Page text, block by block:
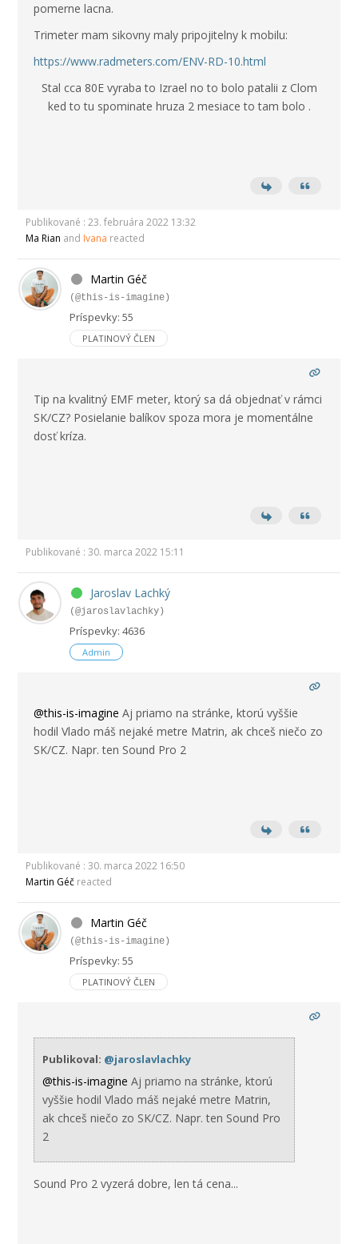
pomerne lacna.
Trimeter mam sikovny maly pripojitelny k mobilu:
https://www.radmeters.com/ENV-RD-10.html
Stal cca 80E vyraba to Izrael no to bolo patalii z Clom
ked to tu spominate hruza 2 mesiace to tam bolo .
Publikované : 23. februára 2022 13:32
Ma Rian and Ivana reacted
Martin Géč
(@this-is-imagine)
Príspevky: 55
PLATINOVÝ ČLEN
Tip na kvalitný EMF meter, ktorý sa dá objednať v rámci
SK/CZ? Posielanie balíkov spoza mora je momentálne
dosť kríza.
Publikované : 30. marca 2022 15:11
Jaroslav Lachký
(@jaroslavlachky)
Príspevky: 4636
Admin
@this-is-imagine Aj priamo na stránke, ktorú vyššie
hodil Vlado máš nejaké metre Matrin, ak chceš niečo zo
SK/CZ. Napr. ten Sound Pro 2
Publikované : 30. marca 2022 16:50
Martin Géč reacted
Martin Géč
(@this-is-imagine)
Príspevky: 55
PLATINOVÝ ČLEN
Publikoval: @jaroslavlachky
@this-is-imagine Aj priamo na stránke, ktorú
vyššie hodil Vlado máš nejaké metre Matrin,
ak chceš niečo zo SK/CZ. Napr. ten Sound Pro
2
Sound Pro 2 vyzerá dobre, len tá cena...